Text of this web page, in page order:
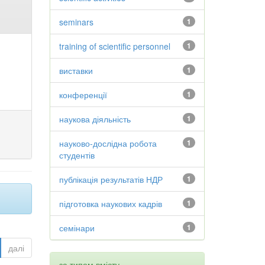
далі
1
seminars
1
training of scientific personnel
1
виставки
1
конференції
1
наукова діяльність
1
науково-дослідна робота
студентів
1
публікація результатів НДР
1
підготовка наукових кадрів
1
семінари